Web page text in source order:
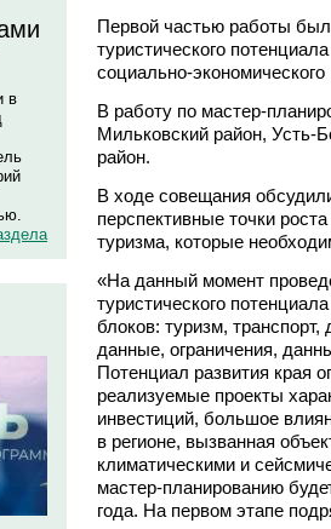
в
Первой частью работы
туристического
социально-экономического
В работу по мастер-
Мильковский район, Усть-
район.
В ходе совещания
перспективные точки
туризма, которые
«На данный момент
туристического
блоков: туризм,
данные, ограничения,
Потенциал развития края
реализуемые проекты
инвестиций, большое
в регионе, вызванная
климатическими и
мастер-планированию
года. На первом этапе